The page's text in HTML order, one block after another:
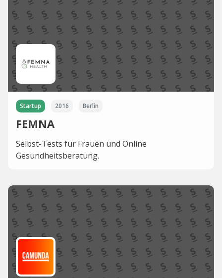
Startup 2016 Berlin
FEMNA
Selbst-Tests für Frauen und Online
Gesundheitsberatung.